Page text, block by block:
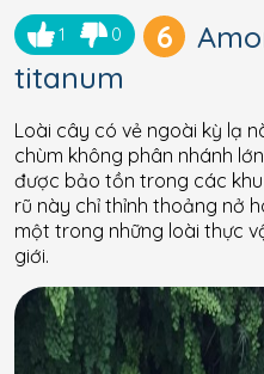
1 0 6
titanum
Loài cây có vẻ ngoài kỳ lạ
chùm không phân nhánh
được bảo tồn trong các
rũ này chỉ thỉnh thoảng nở
một trong những loài thực
giới.